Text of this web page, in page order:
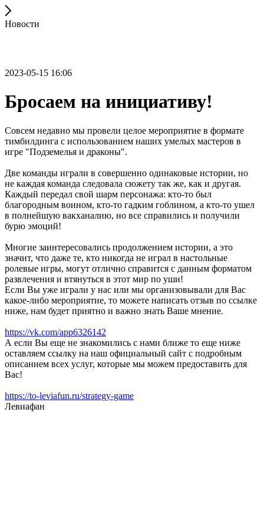
Новости
2023-05-15 16:06
Бросаем на инициативу!
Совсем недавно мы провели целое мероприятие в формате
тимбилдинга с использованием наших умелых мастеров в
игре "Подземелья и драконы".
Две команды играли в совершенно одинаковые истории, но
не каждая команда следовала сюжету так же, как и другая.
Каждый передал свой шарм персонажа: кто-то был
благородным воином, кто-то гадким гоблином, а кто-то ушел
в полнейшую вакханалию, но все справились и получили
бурю эмоций!
Многие заинтересовались продолжением истории, а это
значит, что даже те, кто никогда не играл в настольные
ролевые игры, могут отлично справится с данным форматом
развлечения и втянуться в этот мир по уши!
Если Вы уже играли у нас или мы организовывали для Вас
какое-либо мероприятие, то можете написать отзыв по ссылке
ниже, нам будет приятно и важно знать Ваше мнение.
https://vk.com/app6326142
А если Вы еще не знакомились с нами ближе то еще ниже
оставляем ссылку на наш официальный сайт с подробным
описанием всех услуг, которые мы можем предоставить для
Вас!
https://to-leviafun.ru/strategy-game
Левиафан